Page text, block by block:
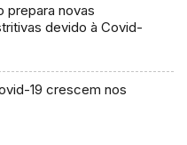
prepara novas
devido à Covid-
19 crescem nos